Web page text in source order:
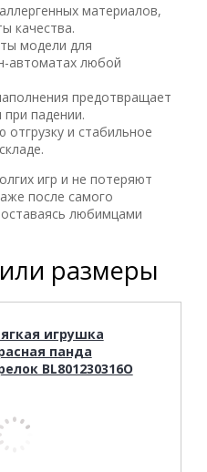
материалов,
качества.
модели для
автоматах любой
предотвращает
падении.
и стабильное
игр и не потеряют
после самого
любимцами
размеры
игрушка
панда
BL801230316O